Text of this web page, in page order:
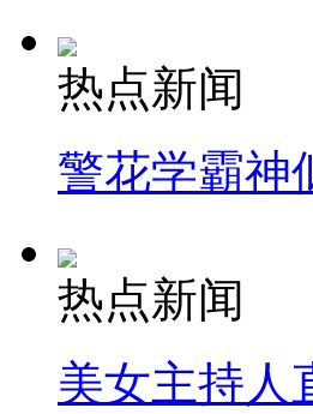
热点新闻
警花学霸神
热点新闻
美女主持人